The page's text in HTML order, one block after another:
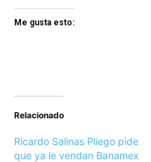
Me gusta esto:
Relacionado
Ricardo Salinas Pliego pide
que ya le vendan Banamex